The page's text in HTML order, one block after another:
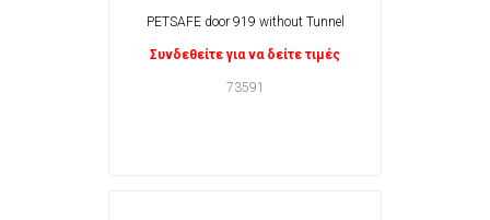
PETSAFE door 919 without Tunnel
Συνδεθείτε για να δείτε τιμές
73591